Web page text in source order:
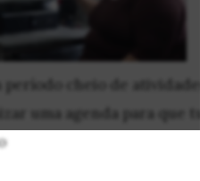
período cheio de
uma agenda para